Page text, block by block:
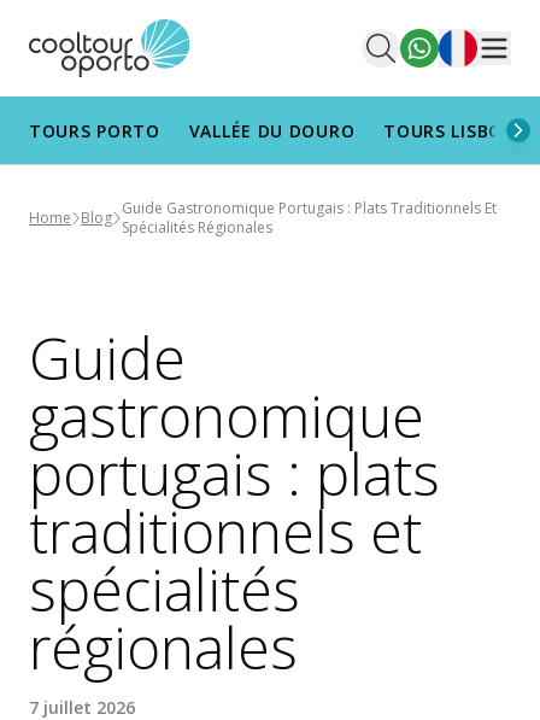
Français
TOURS PORTO VALLÉE DU DOURO TOURS
Home Blog Guide Gastronomique Portugais : Plats Traditionnels Et
Spécialités Régionales
Guide
gastronomique
portugais : plats
traditionnels et
spécialités
régionales
7 juillet 2026